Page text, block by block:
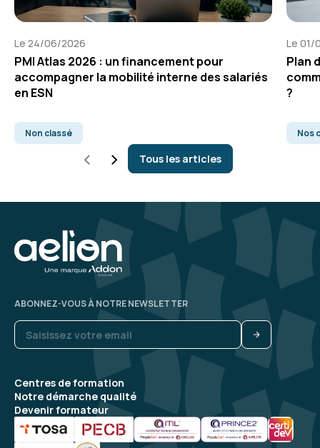
Tous les articles
Le 24/06/2026
PMI Atlas 2026 : un financement pour
accompagner la mobilité interne des salariés
en ESN
Non classé
Le 01/
Plan
?
Nos
Centres de formation
Notre démarche qualité
Devenir formateur
ABONNEZ-VOUS À NOTRE NEWSLETTER